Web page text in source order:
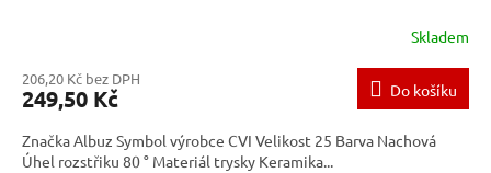
Skladem
206,20 Kč bez DPH
249,50 Kč Do košíku
Značka Albuz Symbol výrobce CVI Velikost 25 Barva Nachová
Úhel rozstřiku 80 ° Materiál trysky Keramika...